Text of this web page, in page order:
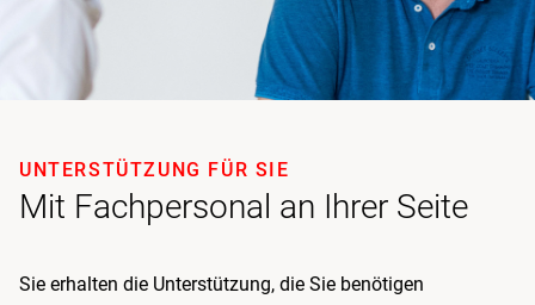
Mit Fachpersonal an Ihrer Seite
UNTERSTÜTZUNG FÜR SIE
Sie erhalten die Unterstützung, die Sie benötigen